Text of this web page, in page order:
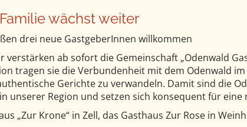
wächst weiter
drei neue GastgeberInnen willkommen
verstärken ab sofort die Gemeinschaft „Odenwald
tragen sie die Verbundenheit mit dem Odenwald
Gerichte zu verwandeln. Damit sind die
unserer Region und setzen sich konsequent für
„Zur Krone“ in Zell, das Gasthaus Zur Rose in